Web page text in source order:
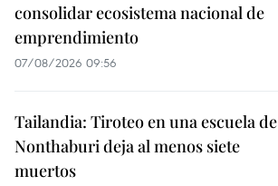
consolidar ecosistema nacional de
emprendimiento
07/08/2026 09:56
Tailandia: Tiroteo en una escuela de
Nonthaburi deja al menos siete
muertos